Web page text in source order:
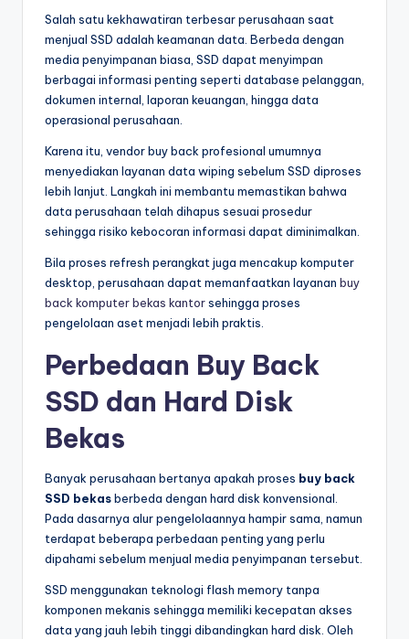
Salah satu kekhawatiran terbesar perusahaan saat
menjual SSD adalah keamanan data. Berbeda dengan
media penyimpanan biasa, SSD dapat menyimpan
berbagai informasi penting seperti database pelanggan,
dokumen internal, laporan keuangan, hingga data
operasional perusahaan.
Karena itu, vendor buy back profesional umumnya
menyediakan layanan data wiping sebelum SSD diproses
lebih lanjut. Langkah ini membantu memastikan bahwa
data perusahaan telah dihapus sesuai prosedur
sehingga risiko kebocoran informasi dapat diminimalkan.
Bila proses refresh perangkat juga mencakup komputer
desktop, perusahaan dapat memanfaatkan layanan buy
back komputer bekas kantorsehingga proses
pengelolaan aset menjadi lebih praktis.
Perbedaan Buy Back
SSD dan Hard Disk
Bekas
Banyak perusahaan bertanya apakah proses buy back
SSD bekasberbeda dengan hard disk konvensional.
Pada dasarnya alur pengelolaannya hampir sama, namun
terdapat beberapa perbedaan penting yang perlu
dipahami sebelum menjual media penyimpanan tersebut.
SSD menggunakan teknologi flash memory tanpa
komponen mekanis sehingga memiliki kecepatan akses
data yang jauh lebih tinggi dibandingkan hard disk. Oleh